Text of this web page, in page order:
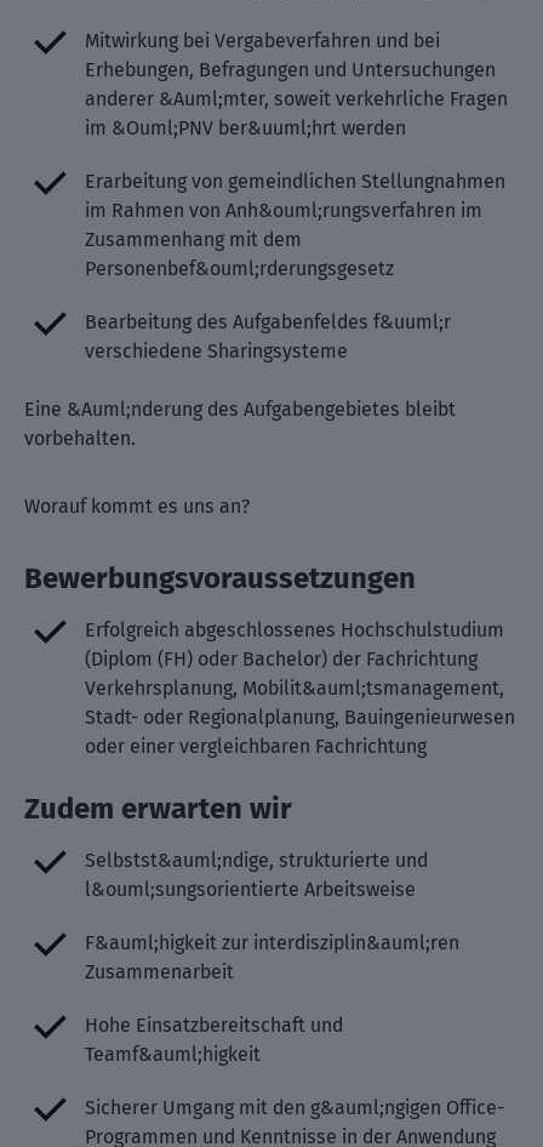
Mitwirkung bei Vergabeverfahren und bei
Erhebungen, Befragungen und Untersuchungen
anderer &Auml;mter, soweit verkehrliche Fragen
im &Ouml;PNV ber&uuml;hrt werden
Erarbeitung von gemeindlichen Stellungnahmen
im Rahmen von Anh&ouml;rungsverfahren im
Zusammenhang mit dem
Personenbef&ouml;rderungsgesetz
Bearbeitung des Aufgabenfeldes f&uuml;r
verschiedene Sharingsysteme
Eine &Auml;nderung des Aufgabengebietes bleibt
vorbehalten.
Worauf kommt es uns an?
Bewerbungsvoraussetzungen
Erfolgreich abgeschlossenes Hochschulstudium
(Diplom (FH) oder Bachelor) der Fachrichtung
Verkehrsplanung, Mobilit&auml;tsmanagement,
Stadt- oder Regionalplanung, Bauingenieurwesen
oder einer vergleichbaren Fachrichtung
Zudem erwarten wir
Selbstst&auml;ndige, strukturierte und
l&ouml;sungsorientierte Arbeitsweise
F&auml;higkeit zur interdisziplin&auml;ren
Zusammenarbeit
Hohe Einsatzbereitschaft und
Teamf&auml;higkeit
Sicherer Umgang mit den g&auml;ngigen Office-
Programmen und Kenntnisse in der Anwendung